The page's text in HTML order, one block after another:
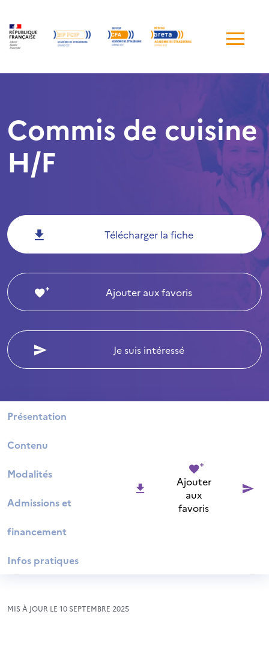
de
Commis de cuisine
H/F
Télécharger la fiche
Ajouter aux favoris
Je suis intéressé
Présentation
Contenu
Modalités
Admissions et
financement
Infos pratiques
Ajouter
aux
favoris
MIS À JOUR LE 10 SEPTEMBRE 2025